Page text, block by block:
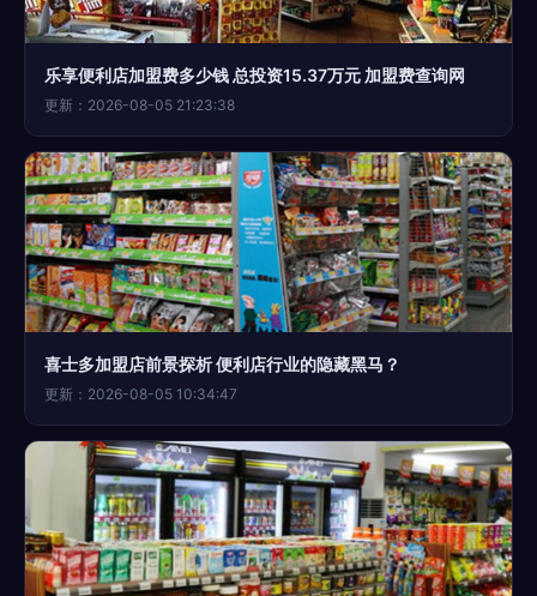
乐享便利店加盟费多少钱 总投资15.37万元 加盟费查询网
更新：2026-08-05 21:23:38
喜士多加盟店前景探析 便利店行业的隐藏黑马？
更新：2026-08-05 10:34:47